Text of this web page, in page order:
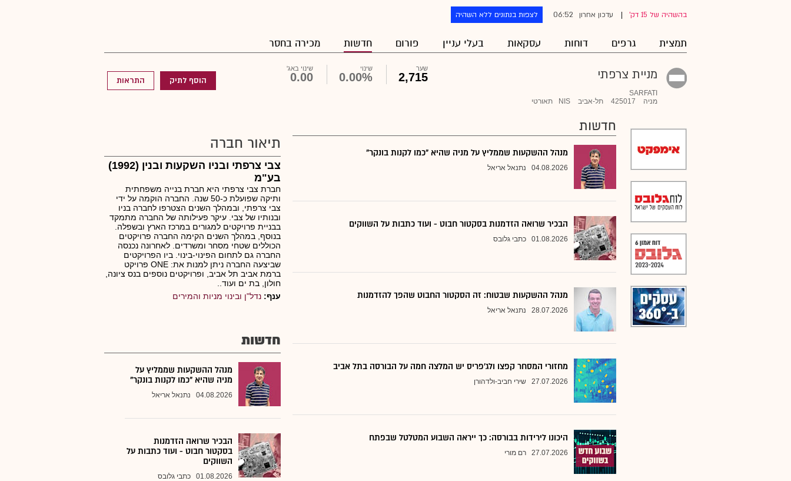
בהשהיה של 15 דק' עדכון אחרון 06:52 לצפות בנתונים ללא השהיה
תמצית גרפים דוחות עסקאות בעלי עניין פורום חדשות מכירה בחסר
מניית צרפתי
SARFATI
מניה
425017 תל-אביב NIS תאורטי
שער
2,715
שינוי
0.00%
שינוי באג'
0.00 הוסף לתיק התראות
חדשות
מנהל ההשקעות שממליץ על מניה שהיא "כמו לקנות בונקר"
04.08.2026 נתנאל אריאל
הבכיר שרואה הזדמנות בסקטור חבוט - ועוד כתבות על השווקים
01.08.2026 כתבי גלובס
מנהל ההשקעות שבטוח: זה הסקטור החבוט שהפך להזדמנות
28.07.2026 נתנאל אריאל
מחזורי המסחר קפצו ולג'פריס יש המלצה חמה על הבורסה בתל אביב
27.07.2026 שירי חביב-ולדהורן
היכונו לירידות בבורסה: כך ייראה השבוע המטלטל שבפתח
27.07.2026 רם מורי
תיאור חברה
צבי צרפתי ובניו השקעות ובנין (1992)
בע"מ
חברת צבי צרפתי היא חברת בנייה משפחתית
ותיקה שפועלת כ-50 שנה. החברה הוקמה על ידי
צבי צרפתי, ובמהלך השנים הצטרפו לחברה בניו
ובנותיו של צבי. עיקר פעילותה של החברה מתמקד
בבניית פרויקטים למגורים במרכז הארץ ובשפלה.
בנוסף, במהלך השנים הקימה החברה פרויקטים
הכוללים שטחי מסחר ומשרדים. לאחרונה נכנסה
החברה גם לתחום הפינוי-בינוי. ביו הפרויקטים
שביצעה החברה ניתן למנות את: ONE פרויקט
ברמת אביב תל אביב, ופרויקטים נוספים בנס ציונה,
חולון, בת ים ועוד..
ענף: נדל"ן ובינוי מניות והמירים
חדשות
מנהל ההשקעות שממליץ על
מניה שהיא "כמו לקנות בונקר"
04.08.2026 נתנאל אריאל
הבכיר שרואה הזדמנות
בסקטור חבוט - ועוד כתבות על
השווקים
01.08.2026 כתבי גלובס